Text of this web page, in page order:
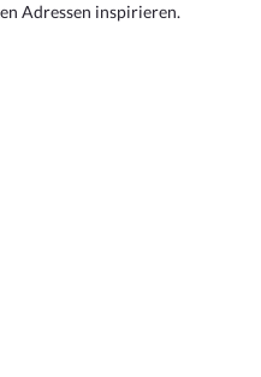
Adressen inspirieren.